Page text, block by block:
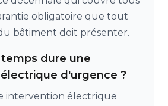
obligatoire que tout
bâtiment doit présenter.
dure une
d'urgence ?
intervention électrique